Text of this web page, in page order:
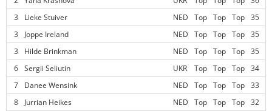
3
Lieke Stuiver NED Top Top Top 35
3
Joppe Ireland NED Top Top Top 35
3
Hilde Brinkman NED Top Top Top 35
6 Sergii Seliutin UKR Top Top Top 34
7
Danee Wensink NED Top Top Top 33
8
Jurrian Heikes NED Top Top Top 32